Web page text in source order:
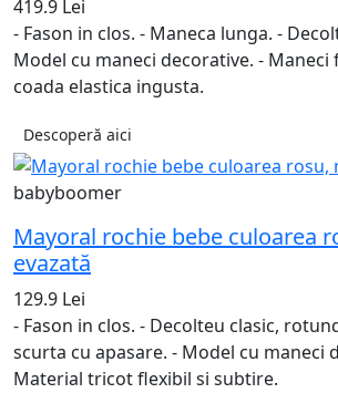
419.9 Lei
- Fason in clos. - Maneca lunga. -
Model cu maneci decorative. - Maneci
coada elastica ingusta.
Descoperă aici
babyboomer
Mayoral rochie bebe culoarea
evazată
129.9 Lei
- Fason in clos. - Decolteu clasic,
scurta cu apasare. - Model cu maneci
Material tricot flexibil si subtire.